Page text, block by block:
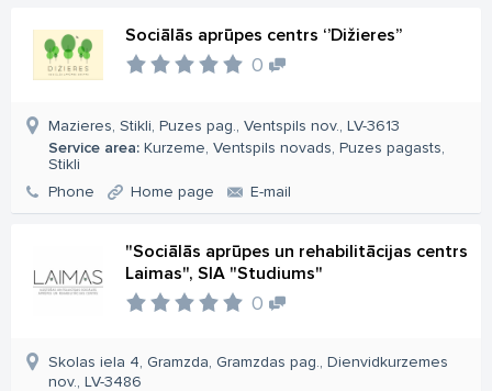
Sociālās aprūpes centrs ‘’Dižieres’’
0
Mazieres, Stikli, Puzes pag., Ventspils nov., LV-3613
Service area: Kurzeme, Ventspils novads, Puzes pagasts,
Stikli
Phone
Home page E-mail
"Sociālās aprūpes un rehabilitācijas centrs
Laimas", SIA "Studiums"
0
Skolas iela 4, Gramzda, Gramzdas pag., Dienvidkurzemes
nov., LV-3486